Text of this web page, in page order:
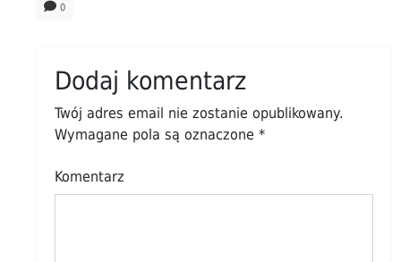
0
Dodaj komentarz
Twój adres email nie zostanie opublikowany.
Wymagane pola są oznaczone *
Komentarz